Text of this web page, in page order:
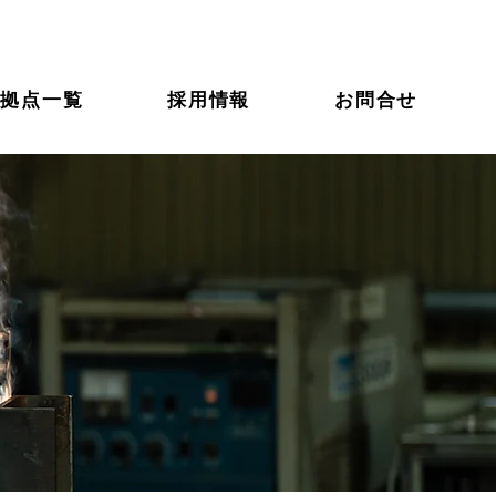
拠点一覧 採用情報 お問合せ